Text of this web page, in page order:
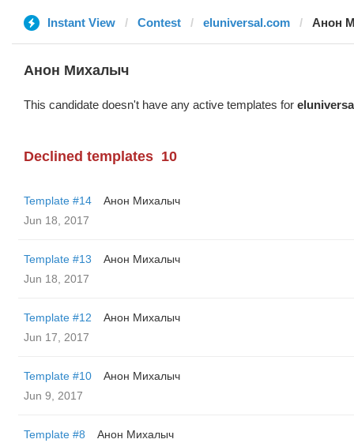
Instant View Contest eluniversal.com Анон
Анон Михалыч
This candidate doesn't have any active templates for
Declined templates 10
Template #14
Анон Михалыч
Jun 18, 2017
Template #13
Анон Михалыч
Jun 18, 2017
Template #12
Анон Михалыч
Jun 17, 2017
Template #10
Анон Михалыч
Jun 9, 2017
Template #8
Анон Михалыч